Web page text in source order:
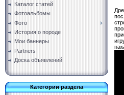
Каталог статей
Фотоальбомы
Фото
История о породе
Мои баннеры
Partners
Доска объявлений
Категории раздела